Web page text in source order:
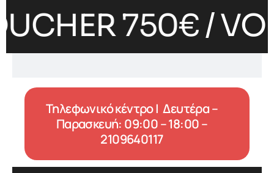
750€/
Τηλεφωνικό κέντρο | Δευτέρα –
Παρασκευή: 09:00 – 18:00 –
2109640117